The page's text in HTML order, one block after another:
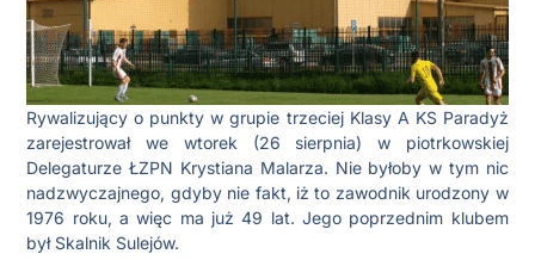
Rywalizujący o punkty w grupie trzeciej Klasy A KS Paradyż
zarejestrował we wtorek (26 sierpnia) w piotrkowskiej
Delegaturze ŁZPN Krystiana Malarza. Nie byłoby w tym nic
nadzwyczajnego, gdyby nie fakt, iż to zawodnik urodzony w
1976 roku, a więc ma już 49 lat. Jego poprzednim klubem
był Skalnik Sulejów.